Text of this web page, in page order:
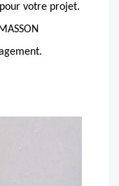
votre projet.